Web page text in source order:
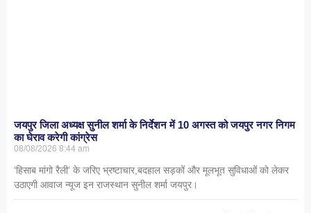
जयपुर जिला अध्यक्ष सुनील शर्मा के निर्देशन में 10 अगस्त को जयपुर नगर निगम
का घेराव करेगी कांग्रेस
08/08/2026 8:44 am
‘हिसाब मांगो रैली’ के जरिए भ्रष्टाचार,बदहाल सड़कों और मूलभूत सुविधाओं को लेकर
उठाएगी आवाज न्यूज इन राजस्थान सुनील शर्मा जयपुर।